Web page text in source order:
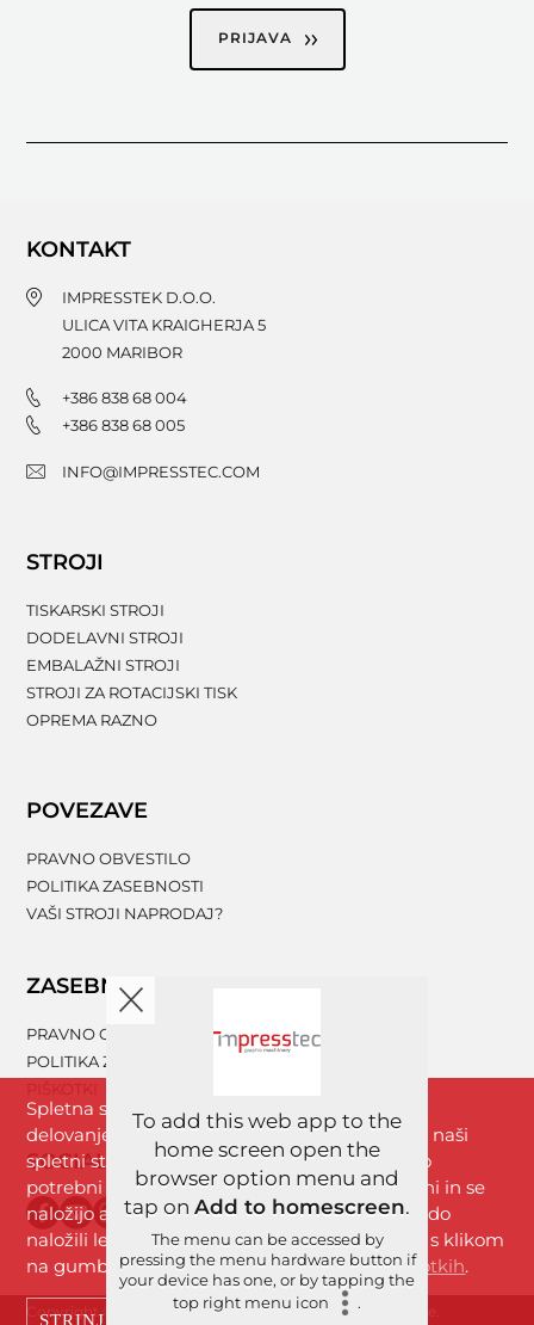
PRIJAVA
KONTAKT
IMPRESSTEK D.O.O.
ULICA VITA KRAIGHERJA 5
2000 MARIBOR
+386 838 68 004
+386 838 68 005
INFO@IMPRESSTEC.COM
STROJI
TISKARSKI STROJI
DODELAVNI STROJI
EMBALAŽNI STROJI
STROJI ZA ROTACIJSKI TISK
OPREMA RAZNO
POVEZAVE
PRAVNO OBVESTILO
POLITIKA ZASEBNOSTI
VAŠI STROJI NAPRODAJ?
ZASEBNOST
PRAVNO OBVESTILO
POLITIKA ZASEBNOSTI
SOCIALNA OMREŽJA
Copyright © 2026 Imprestek d.o.o. | Vse pravice pridržane.
Spletna stran www.impresstec.com za boljše
delovanje uporablja piškotke. Z brskanjem po naši
spletni strani se strinjate s piškotki, ki so nujno
potrebni za nemoteno delovanje spletne strani in se
naložijo avtomatično. Analitični piškotki se bodo
naložili le, če boste dovolili uporabo piškotkov s klikom
na gumb »Strinjam se«. Več informacijo piškotkih.
STRINJAM SE
To add this web app to the
home screen open the
browser option menu and
tap on Add to homescreen.
The menu can be accessed by
pressing the menu hardware button if
your device has one, or by tapping the
top right menu icon
.